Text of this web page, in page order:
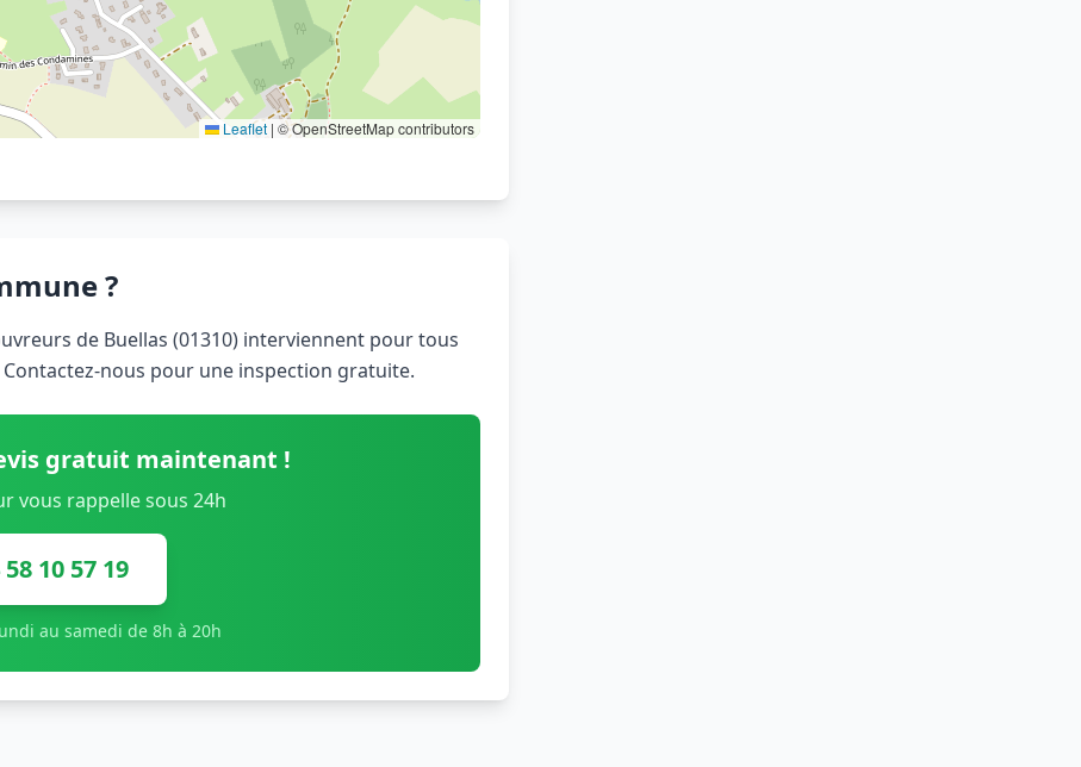
Leaflet | © OpenStreetMap contributors
?
de Buellas (01310) interviennent pour tous
nous pour une inspection gratuite.
gratuit maintenant !
vous rappelle sous 24h
58 10 57 19
au samedi de 8h à 20h